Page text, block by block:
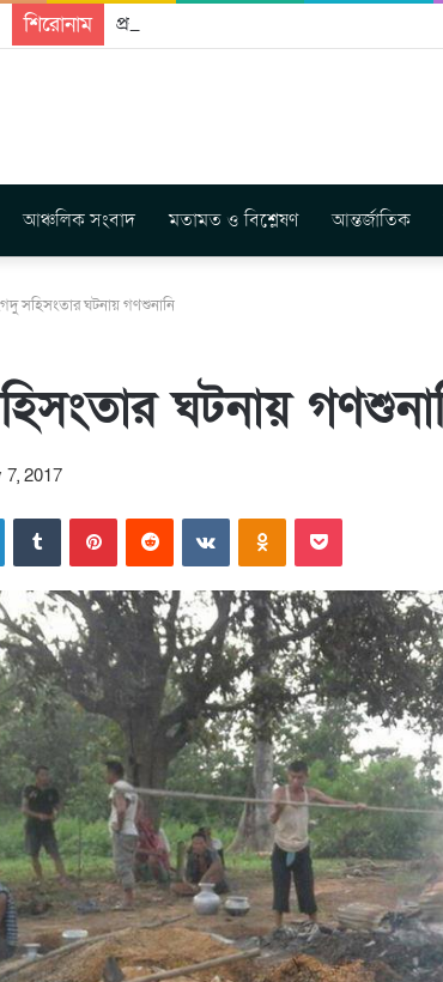
শিরোনাম প্রকাশিত হতে যাচ্ছে দি রাবুগার নতুন গান
আঞ্চলিক সংবাদ মতামত ও বিশ্লেষণ আন্তর্জাতিক
সহিসংতার ঘটনায় গণশুনানি
ঘটনায়
7, 2017